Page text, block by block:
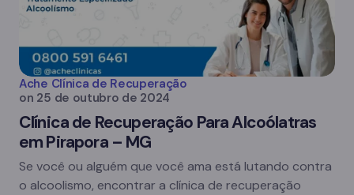
Ache Clínica de Recuperação
on 25 de outubro de 2024
Clínica de Recuperação Para Alcoólatras
em Pirapora – MG
Se você ou alguém que você ama está lutando contra
o alcoolismo, encontrar a clínica de recuperação